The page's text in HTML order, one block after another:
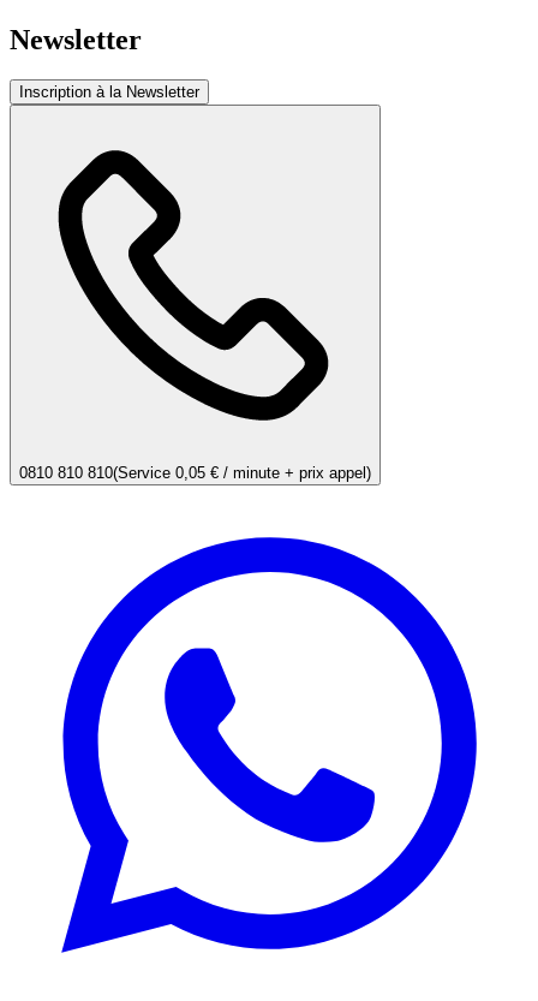
Newsletter
Inscription à la Newsletter
0810 810 810(Service 0,05 € / minute + prix appel)